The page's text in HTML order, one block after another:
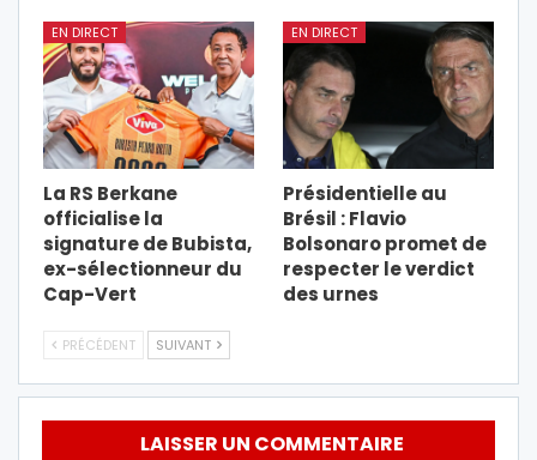
EN DIRECT
La RS Berkane
officialise la
signature de Bubista,
ex-sélectionneur du
Cap-Vert
EN DIRECT
Présidentielle au
Brésil : Flavio
Bolsonaro promet de
respecter le verdict
des urnes
PRÉCÉDENT SUIVANT
LAISSER UN COMMENTAIRE